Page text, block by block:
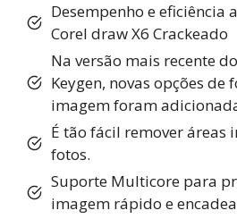
Desempenho e eficiência
Corel draw X6 Crackeado
Na versão mais recente
Keygen, novas opções de
imagem foram
É tão fácil remover áreas
fotos.
Suporte Multicore para
imagem rápido e